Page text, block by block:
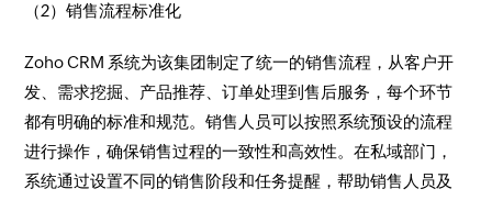
（2）销售流程标准化​
Zoho CRM 系统为该集团制定了统一的销售流程，从客户开
发、需求挖掘、产品推荐、订单处理到售后服务，每个环节
都有明确的标准和规范。销售人员可以按照系统预设的流程
进行操作，确保销售过程的一致性和高效性。在私域部门，
系统通过设置不同的销售阶段和任务提醒，帮助销售人员及